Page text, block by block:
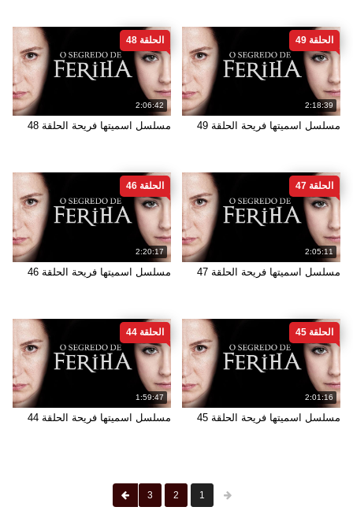
2:18:39
الحلقة 49
مسلسل اسميتها فريحة الحلقة 49
2:06:42
الحلقة 48
مسلسل اسميتها فريحة الحلقة 48
2:05:11
الحلقة 47
مسلسل اسميتها فريحة الحلقة 47
2:20:17
الحلقة 46
مسلسل اسميتها فريحة الحلقة 46
2:01:16
الحلقة 45
مسلسل اسميتها فريحة الحلقة 45
1:59:47
الحلقة 44
مسلسل اسميتها فريحة الحلقة 44
1
2
3